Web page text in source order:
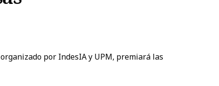
por IndesIA y UPM, premiará las